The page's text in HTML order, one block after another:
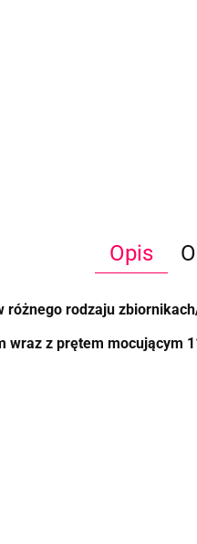
Opis
różnego rodzaju
wraz z prętem mocującym